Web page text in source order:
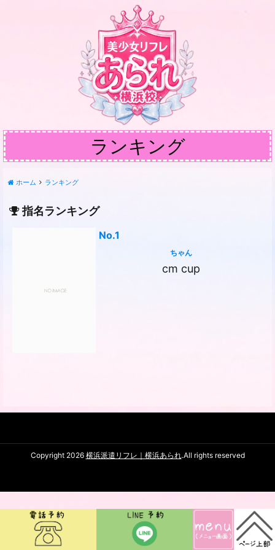
ランキング
ホーム ランキング
指名ランキング
No.1
ちゃん
cm cup
Copyright 2026 横浜派遣リフレ｜横浜あられ.All rights reserved